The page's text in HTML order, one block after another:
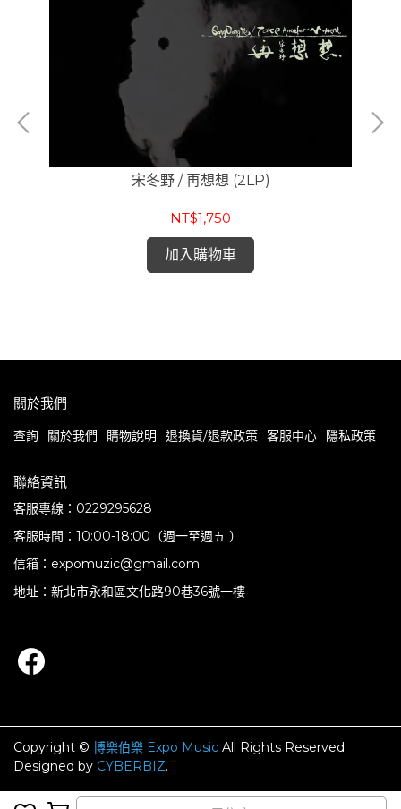
宋冬野 / 再想想 (2LP)
NT$1,750
加入購物車
關於我們
查詢 關於我們 購物說明 退換貨/退款政策 客服中心 隱私政策
聯絡資訊
客服專線：0229295628
客服時間：10:00-18:00（週一至週五 ）
信箱：expomuzic@gmail.com
地址：新北市永和區文化路90巷36號一樓
Copyright © 博樂伯樂 Expo Music All Rights Reserved.
Designed by CYBERBIZ.